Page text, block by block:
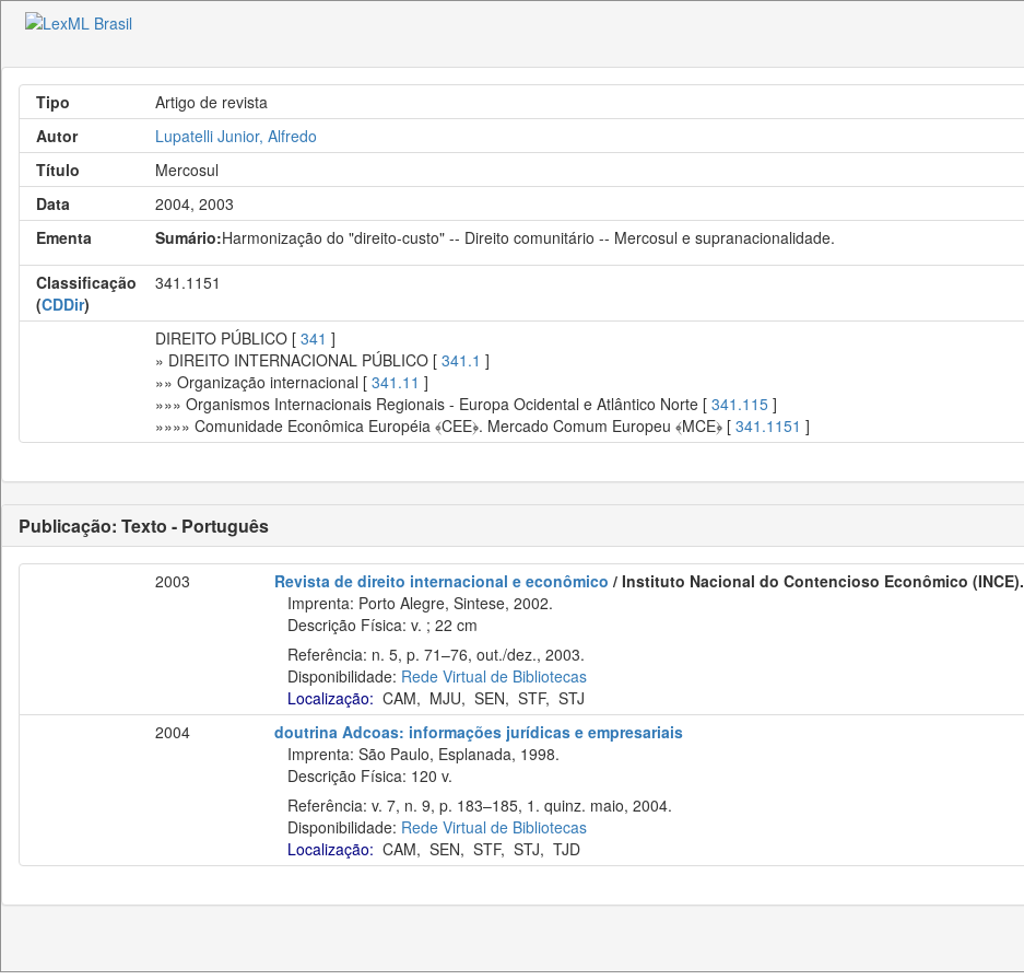
Tipo
Artigo de revista
Autor
Lupatelli Junior, Alfredo
Título
Mercosul
Data
2004, 2003
Ementa
Sumário:Harmonização do "direito-custo" -- Direito comunitário -- Mercosul e supranacionalidade.
Classificação
(CDDir)
341.1151
DIREITO PÚBLICO [ 341 ]
» DIREITO INTERNACIONAL PÚBLICO [ 341.1 ]
»» Organização internacional [ 341.11 ]
»»» Organismos Internacionais Regionais - Europa Ocidental e Atlântico Norte [ 341.115 ]
»»»» Comunidade Econômica Européia ﴾CEE﴿. Mercado Comum Europeu ﴾MCE﴿ [ 341.1151 ]
Publicação: Texto - Português
2003 Revista de direito internacional e econômico / Instituto Nacional do Contencioso Econômico (INCE).
Imprenta: Porto Alegre, Sintese, 2002.
Descrição Física: v. ; 22 cm
Referência: n. 5, p. 71–76, out./dez., 2003.
Disponibilidade: Rede Virtual de Bibliotecas
Localização: CAM, MJU, SEN, STF, STJ
2004
doutrina Adcoas: informações jurídicas e empresariais
Imprenta: São Paulo, Esplanada, 1998.
Descrição Física: 120 v.
Referência: v. 7, n. 9, p. 183–185, 1. quinz. maio, 2004.
Disponibilidade: Rede Virtual de Bibliotecas
Localização: CAM, SEN, STF, STJ, TJD